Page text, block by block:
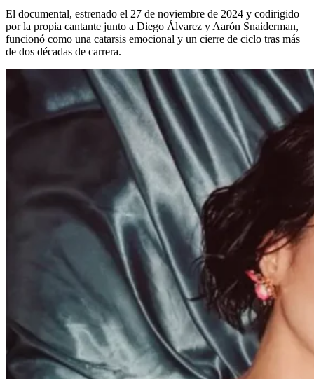
El documental, estrenado el 27 de noviembre de 2024 y codirigido
por la propia cantante junto a Diego Álvarez y Aarón Snaiderman,
funcionó como una catarsis emocional y un cierre de ciclo tras más
de dos décadas de carrera.